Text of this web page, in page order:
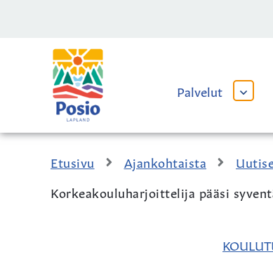
Kaupungin
logo
Palvelut
AVAA
Etusivu Ajankohtaista
Korkeakouluharjoittelija pääsi